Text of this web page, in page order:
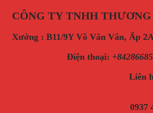
CÔNG TY TNHH
Xưởng : B11/9Y Võ Văn Vân, Ấp
Điện thoại:
Liên
0937